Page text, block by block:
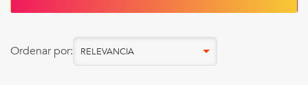
Ordenar por: RELEVANCIA